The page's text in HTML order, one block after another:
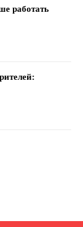
работать